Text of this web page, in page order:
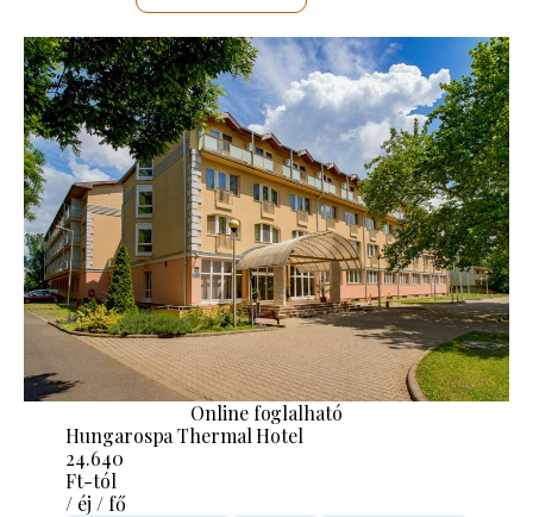
Online foglalható
Hungarospa Thermal Hotel
24.640
Ft-tól
/ éj / fő